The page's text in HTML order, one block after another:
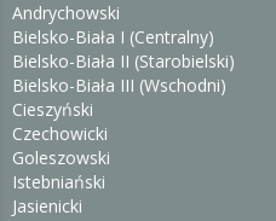
Andrychowski
Bielsko-Biała I (Centralny)
Bielsko-Biała II (Starobielski)
Bielsko-Biała III (Wschodni)
Cieszyński
Czechowicki
Goleszowski
Istebniański
Jasienicki